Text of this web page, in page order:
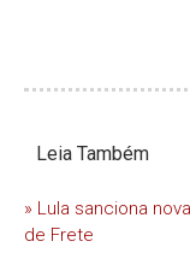
Leia Também
» Lula sanciona
de Frete